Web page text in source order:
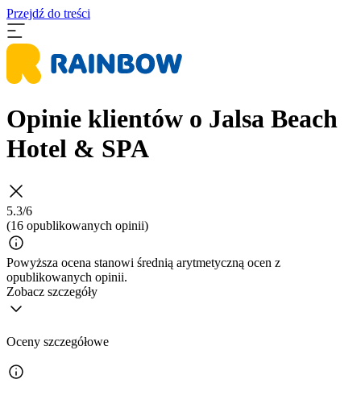
Przejdź do treści
Opinie klientów o Jalsa Beach
Hotel & SPA
5.3/6
(16 opublikowanych opinii)
Powyższa ocena stanowi średnią arytmetyczną ocen z
opublikowanych opinii.
Zobacz szczegóły
Oceny szczegółowe